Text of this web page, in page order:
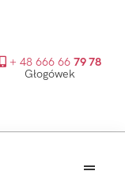
+ 48 666 66 79 78
Głogówek